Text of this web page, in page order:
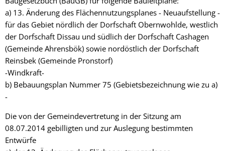
a) 13. Änderung des Flächennutzungsplanes - Neuaufstellung -
für das Gebiet nördlich der Dorfschaft Obernwohlde, westlich
der Dorfschaft Dissau und südlich der Dorfschaft Cashagen
(Gemeinde Ahrensbök) sowie nordöstlich der Dorfschaft
Reinsbek (Gemeinde Pronstorf)
-Windkraft-
b) Bebauungsplan Nummer 75 (Gebietsbezeichnung wie zu a)
-
Die von der Gemeindevertretung in der Sitzung am
08.07.2014 gebilligten und zur Auslegung bestimmten
Entwürfe